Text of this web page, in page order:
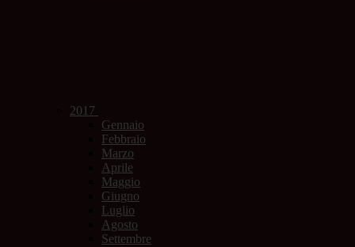
2017
Gennaio
Febbraio
Marzo
Aprile
Maggio
Giugno
Luglio
Agosto
Settembre